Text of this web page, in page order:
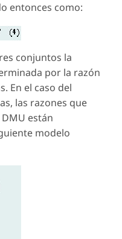
entonces como:
conjuntos la
por la razón
En el caso del
las razones que
están
modelo